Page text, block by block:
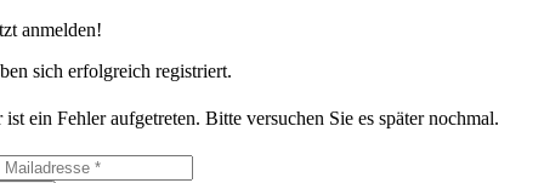
anmelden!
sich erfolgreich registriert.
ist ein Fehler aufgetreten. Bitte versuchen Sie es später nochmal.